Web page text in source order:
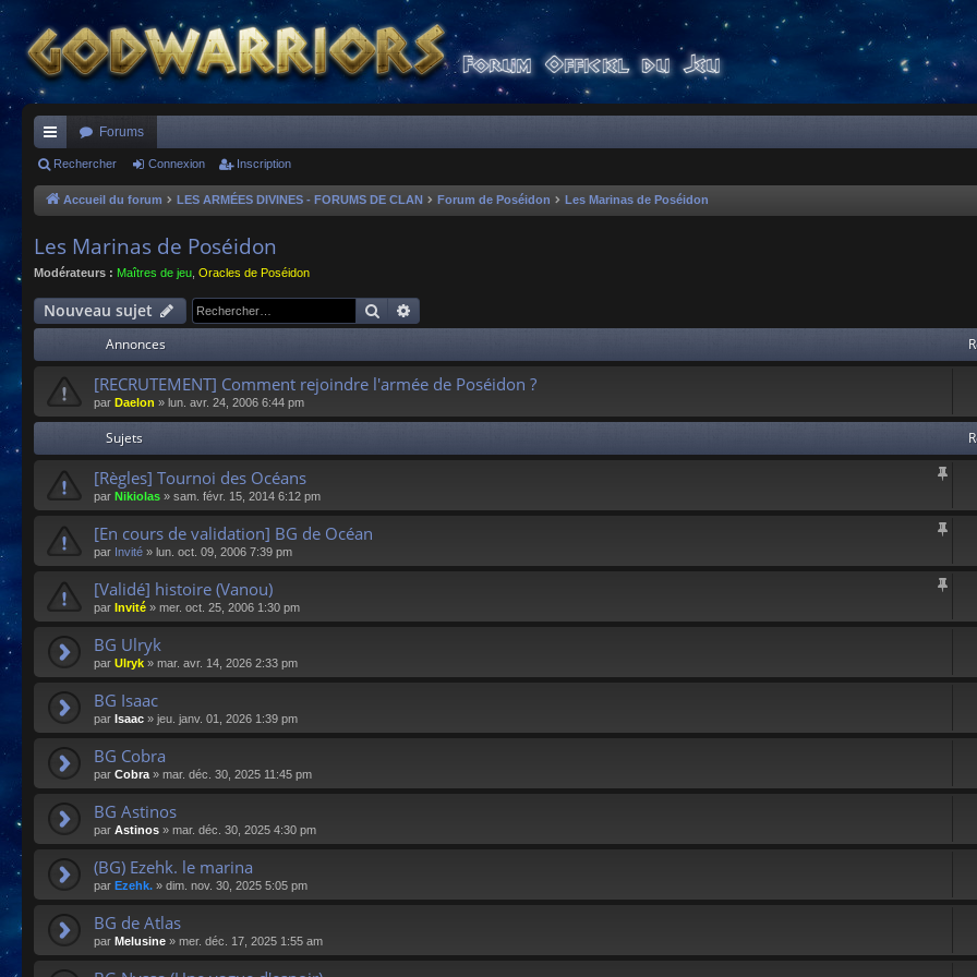
ac
co
s
Forums
Rechercher Connexion Inscription
Accueil du forum LES ARMÉES DIVINES - FORUMS DE CLAN Forum de Poséidon Les Marinas de Poséidon
Les Marinas de Poséidon
Modérateurs : Maîtres de jeu Oracles de Poséidon
Nouveau sujet Rechercher
Annonces
[RECRUTEMENT] Comment rejoindre l'armée de Poséidon ?
par Daelon » lun. avr. 24, 2006 6:44 pm
Sujets
[Règles] Tournoi des Océans
par Nikiolas » sam. févr. 15, 2014 6:12 pm
[En cours de validation] BG de Océan
par Invité » lun. oct. 09, 2006 7:39 pm
[Validé] histoire (Vanou)
par Invité » mer. oct. 25, 2006 1:30 pm
BG Ulryk
par Ulryk » mar. avr. 14, 2026 2:33 pm
BG Isaac
par Isaac » jeu. janv. 01, 2026 1:39 pm
BG Cobra
par Cobra» mar. déc. 30, 2025 11:45 pm
BG Astinos
par Astinos » mar. déc. 30, 2025 4:30 pm
(BG) Ezehk. le marina
par Ezehk. » dim. nov. 30, 2025 5:05 pm
BG de Atlas
par Melusine » mer. déc. 17, 2025 1:55 am